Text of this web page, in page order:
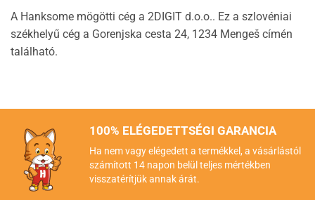
A Hanksome mögötti cég a 2DIGIT d.o.o.. Ez a szlovéniai
székhelyű cég a Gorenjska cesta 24, 1234 Mengeš címén
található.
100% ELÉGEDETTSÉGI GARANCIA
Ha nem vagy elégedett a termékkel, a vásárlástól
számított 14 napon belül teljes mértékben
visszatérítjük annak árát.